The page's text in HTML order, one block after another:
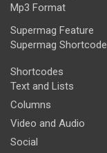
Mp3 Format
Supermag Feature
Supermag Shortcode
Shortcodes
Text and Lists
Columns
Video and Audio
Social